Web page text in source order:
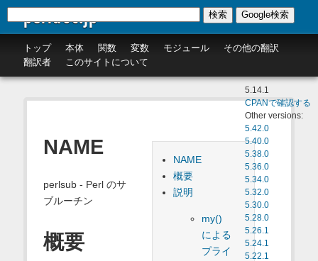
perldoc.jp
トップ 本体 関数 変数 モジュール
その他の翻訳
翻訳者
このサイトについて
検索 Google検索
5.14.1
CPANで確認する
Other versions:
5.42.0
5.40.0
5.38.0
5.36.0
5.34.0
5.32.0
5.30.0
5.28.0
5.26.1
5.24.1
5.22.1
NAME
概要
説明
my()
による
プライ
NAME
perlsub - Perl のサ
ブルーチン
概要